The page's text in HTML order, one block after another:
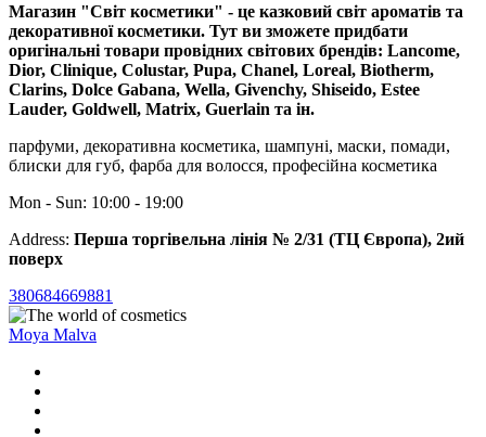
Магазин "Світ косметики" - це казковий світ ароматів та
декоративної косметики. Тут ви зможете придбати
оригінальні товари провідних світових брендів: Lancome,
Dior, Clinique, Colustar, Pupa, Chanel, Loreal, Biotherm,
Clarins, Dolce Gabana, Wella, Givenchy, Shiseido, Estee
Lauder, Goldwell, Matrix, Guerlain та ін.
парфуми, декоративна косметика, шампуні, маски, помади,
блиски для губ, фарба для волосся, професійна косметика
Mon - Sun: 10:00 - 19:00
Address: Перша торгівельна лінія № 2/31 (ТЦ Європа), 2ий
поверх
380684669881
Moya Malva